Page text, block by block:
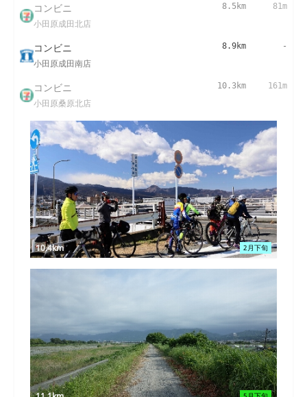
コンビニ
小田原成田北店
8.5km 81m
コンビニ
小田原成田南店
8.9km -
コンビニ
小田原桑原北店
10.3km 161m
2月下旬
10.4km